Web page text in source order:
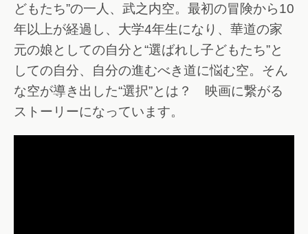
どもたち”の一人、武之内空。最初の冒険から10
年以上が経過し、大学4年生になり、華道の家
元の娘としての自分と“選ばれし子どもたち”と
しての自分、自分の進むべき道に悩む空。そん
な空が導き出した“選択”とは？ 映画に繋がる
ストーリーになっています。